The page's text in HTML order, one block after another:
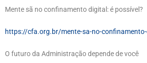
Mente sã no confinamento digital: é possível?
https://cfa.org.br/mente-sa-no-
O futuro da Administração depende de você